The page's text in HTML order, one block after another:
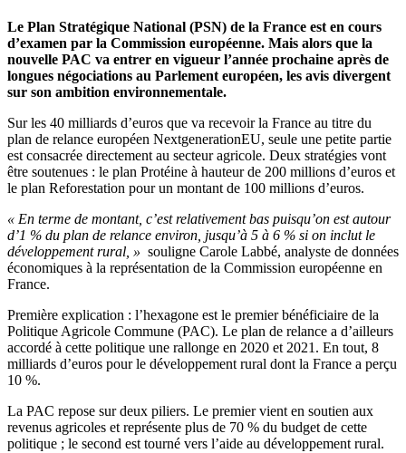
Le Plan Stratégique National (PSN) de la France est en cours
d’examen par la Commission européenne. Mais alors que la
nouvelle PAC va entrer en vigueur l’année prochaine après de
longues négociations au Parlement européen, les avis divergent
sur son ambition environnementale.
Sur les 40 milliards d’euros que va recevoir la France au titre du
plan de relance européen NextgenerationEU, seule une petite partie
est consacrée directement au secteur agricole. Deux stratégies vont
être soutenues : le plan Protéine à hauteur de 200 millions d’euros et
le plan Reforestation pour un montant de 100 millions d’euros.
« En terme de montant, c’est relativement bas puisqu’on est autour
d’1 % du plan de relance environ, jusqu’à 5 à 6 % si on inclut le
développement rural, » souligne Carole Labbé, analyste de données
économiques à la représentation de la Commission européenne en
France.
Première explication : l’hexagone est le premier bénéficiaire de la
Politique Agricole Commune (PAC). Le plan de relance a d’ailleurs
accordé à cette politique une rallonge en 2020 et 2021. En tout, 8
milliards d’euros pour le développement rural dont la France a perçu
10 %.
La PAC repose sur deux piliers. Le premier vient en soutien aux
revenus agricoles et représente plus de 70 % du budget de cette
politique ; le second est tourné vers l’aide au développement rural.